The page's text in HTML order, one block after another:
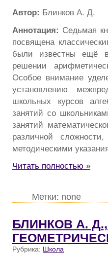
Автор: Блинков А. Д.
Аннотация: Седьмая
посвящена
были известны ещё
решении
Особое внимание
установлению
школьных курсов
занятий со
занятий
различной
методическими
Читать полностью »
Метки: none
БЛИНКОВ А.
Рубрика: Школа